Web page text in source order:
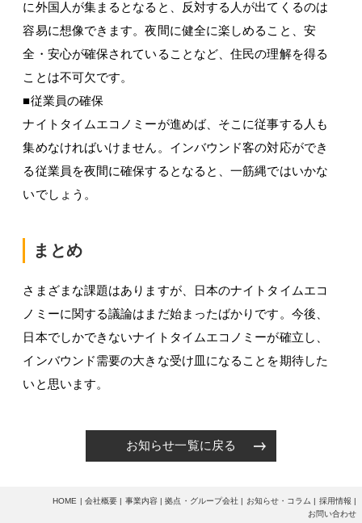
に外国人が集まるとなると、反対する人が出てくるのは
容易に想像できます。夜間に健全に楽しめること、安
全・安心が確保されていることなど、住民の理解を得る
ことは不可欠です。
■従業員の確保
ナイトタイムエコノミーが進めば、そこに従事する人も
集めなければいけません。インバウンド客の対応ができ
る従業員を夜間に確保するとなると、一筋縄ではいかな
いでしょう。
まとめ
さまざまな課題はありますが、日本のナイトタイムエコ
ノミーに関する議論はまだ始まったばかりです。今後、
日本でしかできないナイトタイムエコノミーが確立し、
インバウンド需要の大きな受け皿になることを期待した
いと思います。
お知らせ一覧に戻る
HOME 会社概要 事業内容 拠点・グループ会社 お知らせ・コラム
採用情報
お問い合わせ